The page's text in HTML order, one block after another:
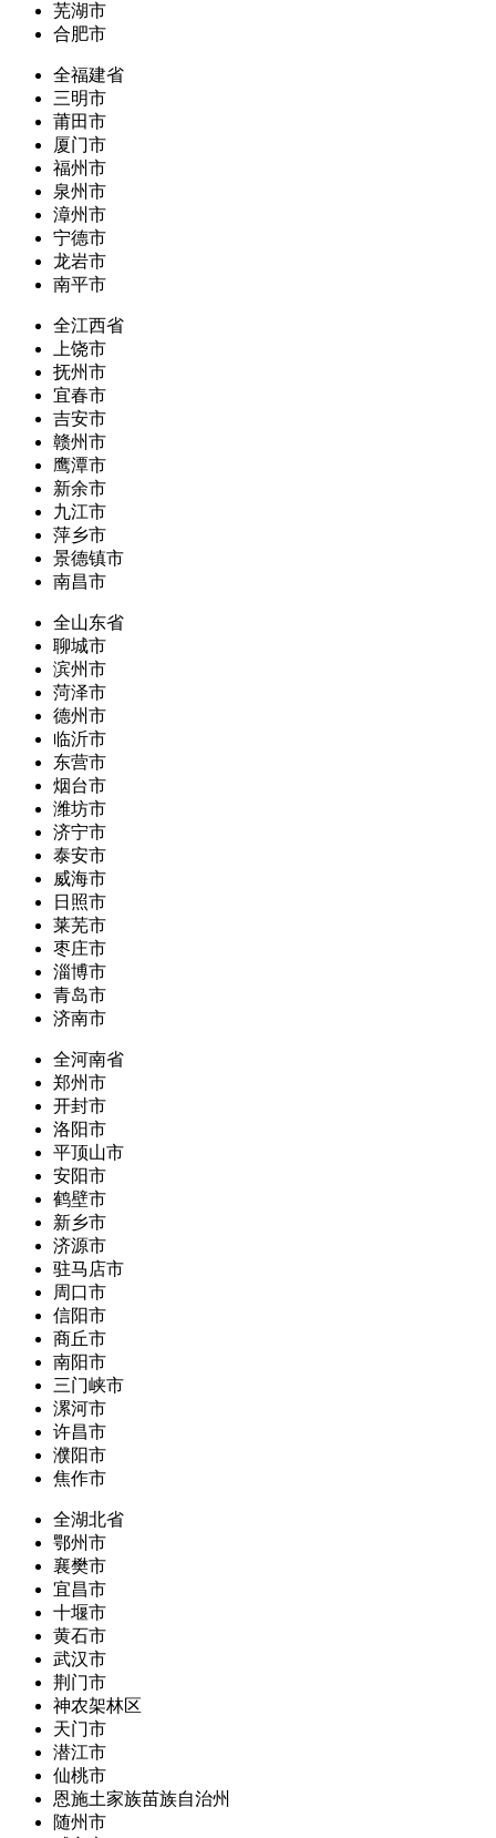
芜湖市
合肥市
全福建省
三明市
莆田市
厦门市
福州市
泉州市
漳州市
宁德市
龙岩市
南平市
全江西省
上饶市
抚州市
宜春市
吉安市
赣州市
鹰潭市
新余市
九江市
萍乡市
景德镇市
南昌市
全山东省
聊城市
滨州市
菏泽市
德州市
临沂市
东营市
烟台市
潍坊市
济宁市
泰安市
威海市
日照市
莱芜市
枣庄市
淄博市
青岛市
济南市
全河南省
郑州市
开封市
洛阳市
平顶山市
安阳市
鹤壁市
新乡市
济源市
驻马店市
周口市
信阳市
商丘市
南阳市
三门峡市
漯河市
许昌市
濮阳市
焦作市
全湖北省
鄂州市
襄樊市
宜昌市
十堰市
黄石市
武汉市
荆门市
神农架林区
天门市
潜江市
仙桃市
恩施土家族苗族自治州
随州市